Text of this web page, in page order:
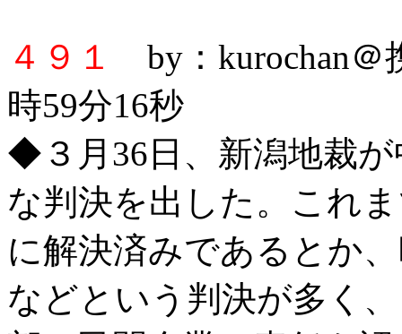
４９１
by：kurochan
時59分16秒
◆３月36日、新潟地裁
な判決を出した。これ
に解決済みであるとか
などという判決が多く